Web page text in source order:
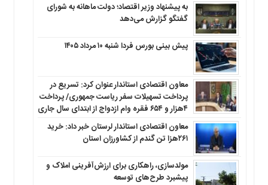
به پیشنهاد وزیر اقتصاد؛ دولت ماهانه به شورای
گفتگو گزارش می‌دهد
پیش بینی بورس فردا شنبه ۱۰ مرداد ۱۴۰۵
معاون اقتصادی استاندار عنوان کرد: تسریع در
پرداخت تسهیلات سفر ریاست جمهوری/ پرداخت
۴هزار و ۶۵۴ فقره وام ازدواج از ابتدای سال جاری
معاون اقتصادی استاندار لرستان خبر داد: خرید
۲۶۱هزا تن گندم از کشاورزان استان
مولدسازی، راهکاری برای ارزش‌آفرینی املاک و
پیشبرد طرح‌های توسعه